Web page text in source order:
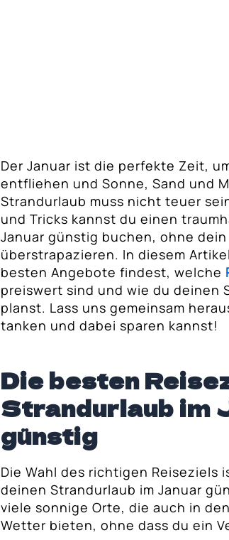
Der Januar ist die perfekte Zeit,
entfliehen und Sonne, Sand und
Strandurlaub muss nicht teuer
und Tricks kannst du einen
Januar günstig buchen, ohne
überstrapazieren. In diesem
besten Angebote findest, welche
preiswert sind und wie du deinen
planst. Lass uns gemeinsam
tanken und dabei sparen kannst!
Die besten
Strandurlaub im
günstig
Die Wahl des richtigen Reiseziels
deinen Strandurlaub im Januar
viele sonnige Orte, die auch in
Wetter bieten, ohne dass du ein